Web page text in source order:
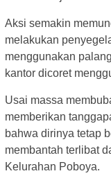
Aksi semakin
melakukan
menggunakan
kantor dicoret
Usai massa
memberikan
bahwa dirinya tetap
membantah terlibat
Kelurahan Poboya.